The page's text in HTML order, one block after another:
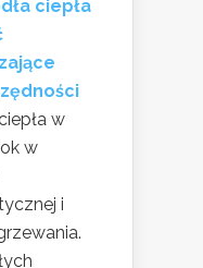
ciepła
w
w
i